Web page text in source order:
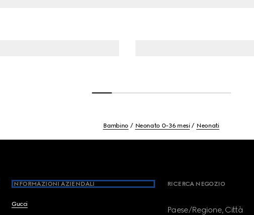
Bambino Neonato 0-36 mesi Neonati
INFORMAZIONI AZIENDALI
Gucci
RICERCA NEGOZIO
Paese/Regione, Città